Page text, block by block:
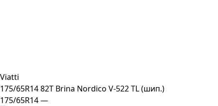
Viatti
175/65R14 82T Brina Nordico V-522 TL (шип.)
175/65R14 —